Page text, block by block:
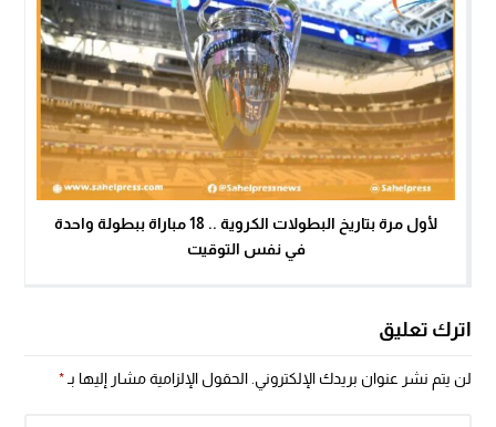
لأول مرة بتاريخ البطولات الكروية .. ​​​​​​​18 مباراة ببطولة واحدة
في نفس التوقيت
اترك تعليق
لن يتم نشر عنوان بريدك الإلكتروني. الحقول الإلزامية مشار إليها بـ*